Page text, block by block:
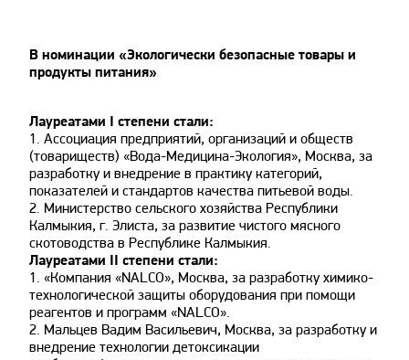
В номинации «Экологически безопасные товары и
продукты питания»
Лауреатами I степени стали:
1. Ассоциация предприятий, организаций и обществ
(товариществ) «Вода-Медицина-Экология», Москва, за
разработку и внедрение в практику категорий,
показателей и стандартов качества питьевой воды.
2. Министерство сельского хозяйства Республики
Калмыкия, г. Элиста, за развитие чистого мясного
скотоводства в Республике Калмыкия.
Лауреатами II степени стали:
1. «Компания «NALCO», Москва, за разработку химико-
технологической защиты оборудования при помощи
реагентов и программ «NALCO».
2. Мальцев Вадим Васильевич, Москва, за разработку и
внедрение технологии детоксикации